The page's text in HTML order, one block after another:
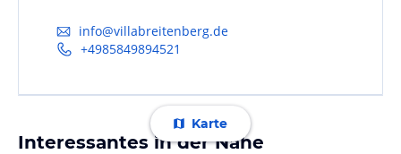
info@villabreitenberg.de
+4985849894521
Karte
Interessantes in der Nähe